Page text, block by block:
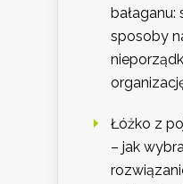
sposoby
Łóżko z
– jak